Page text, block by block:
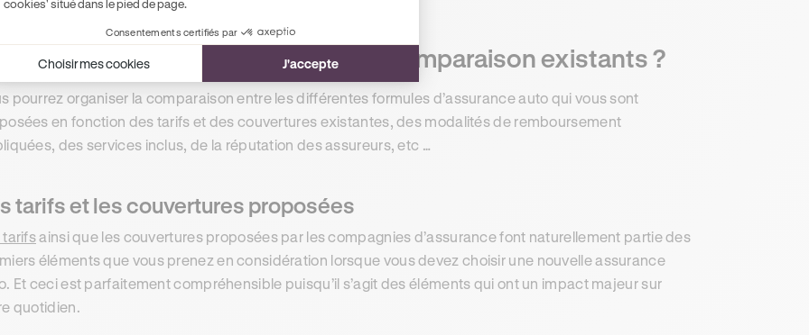
sont les différents critères de comparaison existants ?
pourrez organiser la comparaison entre les différentes formules d’assurance auto qui vous sont
en fonction des tarifs et des couvertures existantes, des modalités de remboursement
des services inclus, de la réputation des assureurs, etc …
tarifs et les couvertures proposées
tarifsainsi que les couvertures proposées par les compagnies d’assurance font naturellement partie des
éléments que vous prenez en considération lorsque vous devez choisir une nouvelle assurance
Et ceci est parfaitement compréhensible puisqu’il s’agit des éléments qui ont un impact majeur sur
quotidien.
cookies' situé dans le pied de page.
Consentements certifiés par
Choisir mes cookies J'accepte